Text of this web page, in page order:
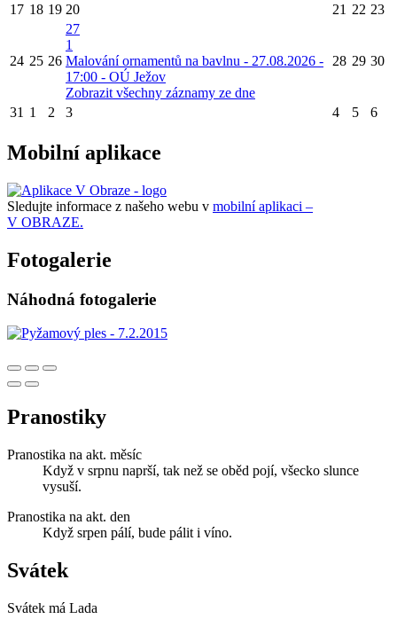
17 18 19 20 21 22 23
24 25 26
27
1
Malování ornamentů na bavlnu - 27.08.2026 -
17:00 - OÚ Ježov
Zobrazit všechny záznamy ze dne
28 29 30
31 1 2 3 4 5 6
Mobilní aplikace
Sledujte informace z našeho webu v mobilní aplikaci –
V OBRAZE.
Fotogalerie
Náhodná fotogalerie
Pranostiky
Pranostika na akt. měsíc
Když v srpnu naprší, tak než se oběd pojí, všecko slunce
vysuší.
Pranostika na akt. den
Když srpen pálí, bude pálit i víno.
Svátek
Svátek má Lada